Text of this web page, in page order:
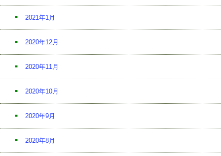
2021年1月
2020年12月
2020年11月
2020年10月
2020年9月
2020年8月